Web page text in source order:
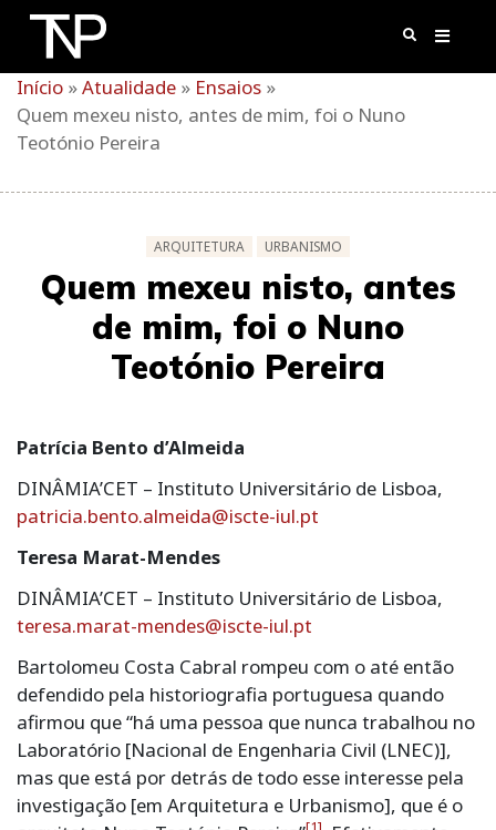
Início »Atualidade » Ensaios »
Quem mexeu nisto, antes de mim, foi o Nuno
Teotónio Pereira
ARQUITETURA URBANISMO
Quem mexeu nisto, antes
de mim, foi o Nuno
Teotónio Pereira
Patrícia Bento d’Almeida
DINÂMIA’CET – Instituto Universitário de Lisboa,
patricia.bento.almeida@iscte-iul.pt
Teresa Marat-Mendes
DINÂMIA’CET – Instituto Universitário de Lisboa,
teresa.marat-mendes@iscte-iul.pt
Bartolomeu Costa Cabral rompeu com o até então
defendido pela historiografia portuguesa quando
afirmou que “há uma pessoa que nunca trabalhou no
Laboratório [Nacional de Engenharia Civil (LNEC)],
mas que está por detrás de todo esse interesse pela
investigação [em Arquitetura e Urbanismo], que é o